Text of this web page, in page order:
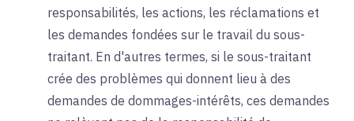
responsabilités, les actions, les réclamations et
les demandes fondées sur le travail du sous-
traitant. En d'autres termes, si le sous-traitant
crée des problèmes qui donnent lieu à des
demandes de dommages-intérêts, ces demandes